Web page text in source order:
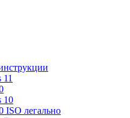
10
ISO легально